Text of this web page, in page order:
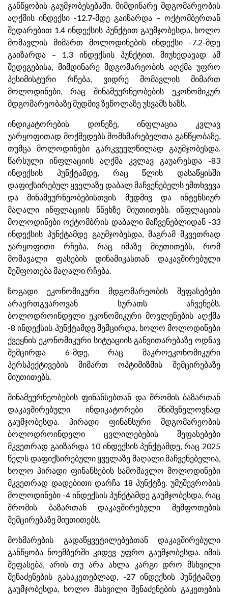
განწყობის გაუმჯობესებაში. მიმდინარე მდგომარეობის
აღქმის ინდექსი -12.7-მდე გაიზარდა – ოქტომბერთან
შედარებით 1.4 ინდექსის პუნქტით გაუმჯობესდა, ხოლო
მომავლის მიმართ მოლოდინების ინდექსი -7.2-მდე
გაიზარდა – 1.3 ინდექსის პუნქტით. მიუხედავად ამ
შედეგებისა, მიმდინარე მდგომარეობის აღქმა უფრო
პესიმისტური რჩება, ვიდრე მომავლის მიმართ
მოლოდინები, რაც შინამეურნეობების ეკონომიკურ
მდგომარეობაზე მუდმივ ზეწოლაზე უსვამს ხაზს.
ინდიკატორების დონეზე, ინფლაცია კვლავ
უარყოფითად მოქმედებს მომხმარებელთა განწყობაზე,
თუმცა მოლოდინები გარკვეულწილად გაუმჯობესდა.
წარსული ინფლაციის აღქმა კვლავ გაუარესდა -83
ინდექსის პუნქტამდე, რაც წლის დასაწყისში
დაფიქსირებულ ყველაზე დაბალ მაჩვენებელს ემთხვევა
და შინამეურნეობებისთვის მუდმივ და ინტენსიურ
მაღალი ინფლაციის წნეხზე მიუთითებს. ინფლაციის
მოლოდინები ოქტომბრის დაბალი მაჩვენებლიდან -33
ინდექსის პუნქტამდე გაუმჯობესდა, მაგრამ მკვეთრად
უარყოფითი რჩება, რაც იმაზე მიუთითებს, რომ
მომავალი ფასების დინამიკასთან დაკავშირებული
შეშფოთება მაღალი რჩება.
ზოგადი ეკონომიკური მდგომარეობის შეფასებები
არაერთგვაროვან სურათს აჩვენებს.
ბოლოდროინდელი ეკონომიკური მოვლენების აღქმა
-8 ინდექსის პუნქტამდე შემცირდა, ხოლო მოლოდინები
ქვეყნის ეკონომიკური სიტუაციის განვითარებაზე ოდნავ
შემცირდა 6-მდე, რაც მაკროეკონომიკური
პერსპექტივების მიმართ ოპტიმიზმის შემცირებაზე
მიუთითებს.
შინამეურნეობების ფინანსებთან და შრომის ბაზართან
დაკავშირებული ინდიკატორები მნიშვნელოვნად
გაუმჯობესდა. პირადი ფინანსური მდგომარეობის
ბოლოდროინდელი ცვლილებების შეფასებები
მკვეთრად გაიზარდა 10 ინდექსის პუნქტამდე, რაც 2025
წელს დაფიქსირებული ყველაზე მაღალი მაჩვენებელია,
ხოლო პირადი ფინანსების სამომავლო მოლოდინები
მკვეთრად დადებითი დარჩა 18 პუნქტზე. უმუშევრობის
მოლოდინები -4 ინდექსის პუნქტამდე გაუმჯობესდა, რაც
შრომის ბაზართან დაკავშირებული შეშფოთების
შემცირებაზე მიუთითებს.
მოხმარების გადაწყვეტილებებთან დაკავშირებული
განწყობა ნოემბერში კიდევ უფრო გაუმჯობესდა. იმის
შეფასება, არის თუ არა ახლა კარგი დრო მსხვილი
შენაძენების გასაკეთებლად, -27 ინდექსის პუნქტამდე
გაუმჯობესდა, ხოლო მსხვილი შენაძენების გაკეთების